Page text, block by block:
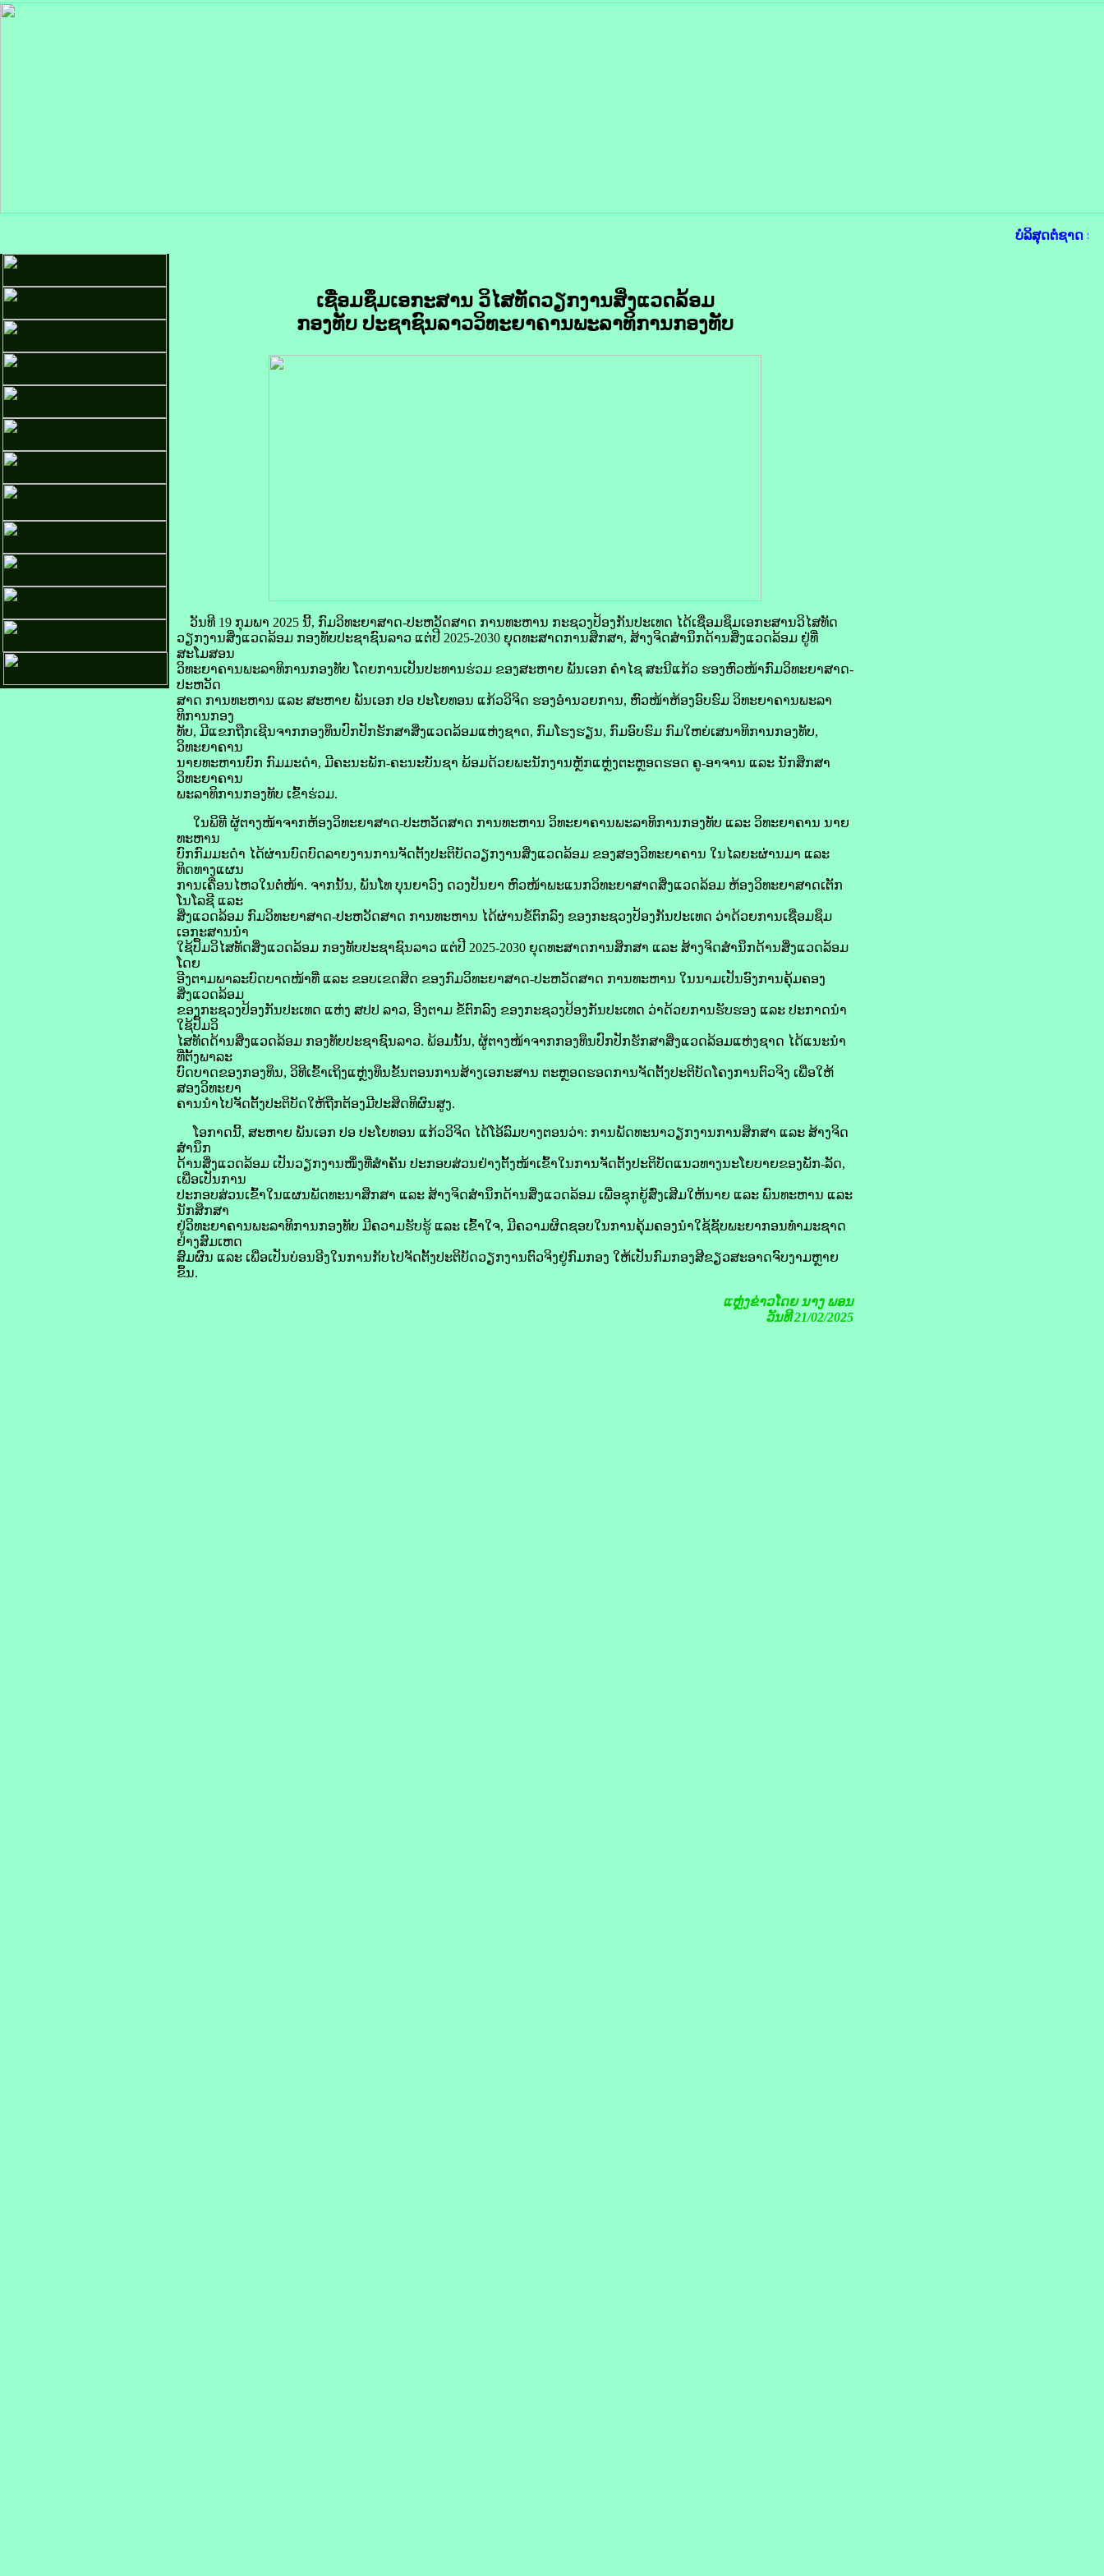
ບໍລິສຸດຕໍ່ຊາດ ຮັບ
ເຊື່ອມຊຶມເອກະສານ ວິໄສທັດວຽກງານສິ່ງແວດລ້ອມ
ກອງທັບ ປະຊາຊົນລາວວິທະຍາຄານພະລາທິການກອງທັບ
ວັນທີ 19 ກຸມພາ 2025 ນີ້, ກົມວິທະຍາສາດ-ປະຫວັດສາດ ການທະຫານ ກະຊວງປ້ອງກັນປະເທດ ໄດ້ເຊື່ອມຊຶມເອກະສານວິໄສທັດ
ວຽກງານສິ່ງແວດລ້ອມ ກອງທັບປະຊາຊົນລາວ ແຕ່ປີ 2025-2030 ຍຸດທະສາດການສຶກສາ, ສ້າງຈິດສຳນຶກດ້ານສິ່ງແວດລ້ອມ ຢູ່ທີ່
ສະໂມສອນ
ວິທະຍາຄານພະລາທິການກອງທັບ ໂດຍການເປັນປະທານຮ່ວມ ຂອງສະຫາຍ ພັນເອກ ຄຳໄຊ ສະນີແກ້ວ ຮອງຫົວໜ້າກົມວິທະຍາສາດ-
ປະຫວັດ
ສາດ ການທະຫານ ແລະ ສະຫາຍ ພັນເອກ ປອ ປະໂຍທອນ ແກ້ວວິຈິດ ຮອງອຳນວຍການ, ຫົວໜ້າຫ້ອງອົບຮົມ ວິທະຍາຄານພະລາ
ທິການກອງ
ທັບ, ມີແຂກຖືກເຊີນຈາກກອງທຶນປົກປັກຮັກສາສິ່ງແວດລ້ອມແຫ່ງຊາດ, ກົມໂຮງຮຽນ, ກົມອົບຮົມ ກົມໃຫຍ່ເສນາທິການກອງທັບ,
ວິທະຍາຄານ
ນາຍທະຫານບົກ ກົມມະດຳ, ມີຄະນະພັກ-ຄະນະບັນຊາ ພ້ອມດ້ວຍພະນັກງານຫຼັກແຫຼ່ງຕະຫຼອດຮອດ ຄູ-ອາຈານ ແລະ ນັກສຶກສາ
ວິທະຍາຄານ
ພະລາທິການກອງທັບ ເຂົ້າຮ່ວມ.
ໃນພິທີ ຜູ້ຕາງໜ້າຈາກຫ້ອງວິທະຍາສາດ-ປະຫວັດສາດ ການທະຫານ ວິທະຍາຄານພະລາທິການກອງທັບ ແລະ ວິທະຍາຄານ ນາຍ
ທະຫານ
ບົກກົມມະດຳ ໄດ້ຜ່ານບົດບົດລາຍງານການຈັດຕັ້ງປະຕິບັດວຽກງານສິ່ງແວດລ້ອມ ຂອງສອງວິທະຍາຄານ ໃນໄລຍະຜ່ານມາ ແລະ
ທິດທາງແຜນ
ການເຄື່ອນໄຫວໃນຕໍ່ໜ້າ. ຈາກນັ້ນ, ພັນໂທ ບຸນຍາວົງ ດວງປັນຍາ ຫົວໜ້າພະແນກວິທະຍາສາດສິ່ງແວດລ້ອມ ຫ້ອງວິທະຍາສາດເຕັກ
ໂນໂລຊີ ແລະ
ສິ່ງແວດລ້ອມ ກົມວິທະຍາສາດ-ປະຫວັດສາດ ການທະຫານ ໄດ້ຜ່ານຂໍ້ຕົກລົງ ຂອງກະຊວງປ້ອງກັນປະເທດ ວ່າດ້ວຍການເຊື່ອມຊຶມ
ເອກະສານນຳ
ໃຊ້ປຶ້ມວິໄສທັດສິ່ງແວດລ້ອມ ກອງທັບປະຊາຊົນລາວ ແຕ່ປີ 2025-2030 ຍຸດທະສາດການສຶກສາ ແລະ ສ້າງຈິດສຳນຶກດ້ານສິ່ງແວດລ້ອມ
ໂດຍ
ອີງຕາມພາລະບົດບາດໜ້າທີ່ ແລະ ຂອບເຂດສິດ ຂອງກົມວິທະຍາສາດ-ປະຫວັດສາດ ການທະຫານ ໃນນາມເປັນອົງການຄຸ້ມຄອງ
ສິ່ງແວດລ້ອມ
ຂອງກະຊວງປ້ອງກັນປະເທດ ແຫ່ງ ສປປ ລາວ, ອີງຕາມ ຂໍ້ຕົກລົງ ຂອງກະຊວງປ້ອງກັນປະເທດ ວ່າດ້ວຍການຮັບຮອງ ແລະ ປະກາດນຳ
ໃຊ້ປຶ້ມວິ
ໄສທັດດ້ານສິ່ງແວດລ້ອມ ກອງທັບປະຊາຊົນລາວ. ພ້ອມນັ້ນ, ຜູ້ຕາງໜ້າຈາກກອງທຶນປົກປັກຮັກສາສິ່ງແວດລ້ອມແຫ່ງຊາດ ໄດ້ແນະນຳ
ທີ່ຕັ້ງພາລະ
ບົດບາດຂອງກອງທຶນ, ວິທີເຂົ້າເຖິງແຫຼ່ງທຶນຂັ້ນຕອນການສ້າງເອກະສານ ຕະຫຼອດຮອດການຈັດຕັ້ງປະຕິບັດໂຄງການຕົວຈິງ ເພື່ອໃຫ້
ສອງວິທະຍາ
ຄານນຳໄປຈັດຕັ້ງປະຕິບັດໃຫ້ຖືກຕ້ອງມີປະສິດທິຜົນສູງ.
ໂອກາດນີ້, ສະຫາຍ ພັນເອກ ປອ ປະໂຍທອນ ແກ້ວວິຈິດ ໄດ້ໂອ້ລົມບາງຕອນວ່າ: ການພັດທະນາວຽກງານການສຶກສາ ແລະ ສ້າງຈິດ
ສຳນຶກ
ດ້ານສິ່ງແວດລ້ອມ ເປັນວຽກງານໜຶ່ງທີ່ສຳຄັນ ປະກອບສ່ວນຢ່າງຕັ້ງໜ້າເຂົ້າໃນການຈັດຕັ້ງປະຕິບັດແນວທາງນະໂຍບາຍຂອງພັກ-ລັດ,
ເພື່ອເປັນການ
ປະກອບສ່ວນເຂົ້າໃນແຜນພັດທະນາສຶກສາ ແລະ ສ້າງຈິດສຳນຶກດ້ານສິ່ງແວດລ້ອມ ເພື່ອຊຸກຍູ້ສົ່ງເສີມໃຫ້ນາຍ ແລະ ພົນທະຫານ ແລະ
ນັກສຶກສາ
ຢູ່ວິທະຍາຄານພະລາທິການກອງທັບ ມີຄວາມຮັບຮູ້ ແລະ ເຂົ້າໃຈ, ມີຄວາມຜິດຊອບໃນການຄຸ້ມຄອງນຳໃຊ້ຊັບພະຍາກອນທຳມະຊາດ
ຢ່າງສົມເຫດ
ສົມຜົນ ແລະ ເພື່ອເປັນບ່ອນອີງໃນການກັບໄປຈັດຕັ້ງປະຕິບັດວຽກງານຕົວຈິງຢູ່ກົມກອງ ໃຫ້ເປັນກົມກອງສີຂຽວສະອາດຈົບງາມຫຼາຍ
ຂຶ້ນ.
ແຫຼ່ງຂ່າວໂດຍນາງ ພອນ
ວັນທີ 21/02/2025